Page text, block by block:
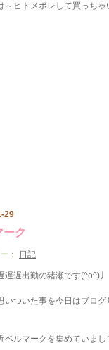
～ヒトメボレして買っちゃ
29
ーク
： 日記
遅遅出勤の猪瀬です(^o^)丿
いついた事を今日はブログ
ベルマークを集めていまし